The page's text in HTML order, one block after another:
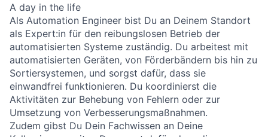
A day in the life
Als Automation Engineer bist Du an Deinem Standort
als Expert:in für den reibungslosen Betrieb der
automatisierten Systeme zuständig. Du arbeitest mit
automatisierten Geräten, von Förderbändern bis hin zu
Sortiersystemen, und sorgst dafür, dass sie
einwandfrei funktionieren. Du koordinierst die
Aktivitäten zur Behebung von Fehlern oder zur
Umsetzung von Verbesserungsmaßnahmen.
Zudem gibst Du Dein Fachwissen an Deine